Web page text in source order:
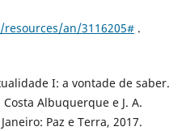
an/3116205#.
I: a vontade de saber.
Albuquerque e J. A.
Paz e Terra, 2017.